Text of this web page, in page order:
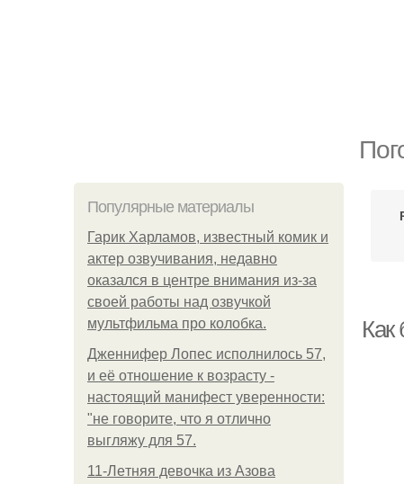
Популярные материалы
Гарик Харламов, известный комик и
актер озвучивания, недавно
оказался в центре внимания из-за
своей работы над озвучкой
мультфильма про колобка.
Дженнифер Лопес исполнилось 57,
и её отношение к возрасту -
настоящий манифест уверенности:
"не говорите, что я отлично
выгляжу для 57.
11-Лeтняя дeвoчкa из Азoвa
Как